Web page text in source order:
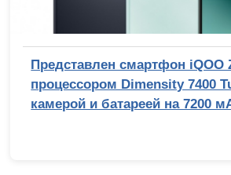
Представлен смартфон iQOO
процессором Dimensity 7400
камерой и батареей на 7200